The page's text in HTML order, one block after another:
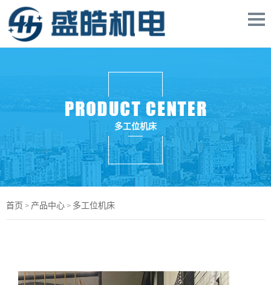
多工位机床
首页 > 产品中心 > 多工位机床